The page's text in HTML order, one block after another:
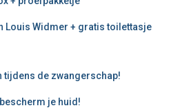
Louis Widmer + gratis toilettasje
tijdens de zwangerschap!
je huid!